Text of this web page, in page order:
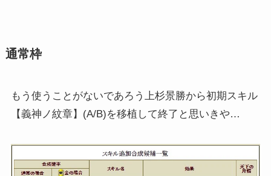
通常枠
もう使うことがないであろう上杉景勝から初期スキル
【義神ノ紋章】(A/B)を移植して終了と思いきや…